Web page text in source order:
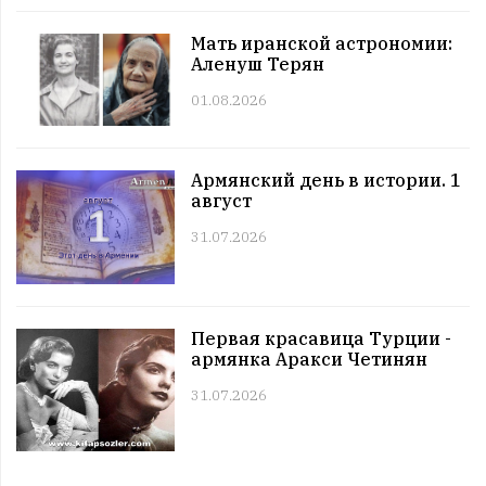
11:00 | 11.07 | 1027
ЗНАМЕНИТОСТИ
Именниники. 11 июль
10:00 | 11.07 | 1002
АРМЯНЕ
Армянский день в истории. 11 июль
Все праздники. 11 июль
08:00 | 11.07 | 986|
ГОРОСКОПЫ
Четверг. 11 июль
12:00 | 10.07 | 1023
Этот день в истории. 10 июль
11:00 | 10.07 | 1010
Именниники. 10 июль
10:00 | 10.07 | 989|
Армянский день в истории. 10 июль
09:00 | 10.07 |
990|
Все праздники. 10 июль
Мать иранской астрономии:
Аленуш Терян
01.08.2026
Армянский день в истории. 1
август
31.07.2026
Первая красавица Турции -
армянка Аракси Четинян
31.07.2026